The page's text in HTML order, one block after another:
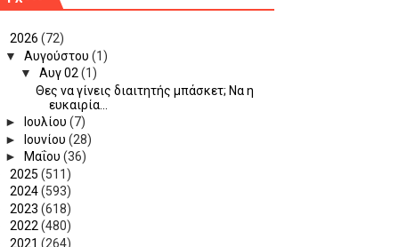
2026 (72)
▼Αυγούστου(1)
▼Αυγ 02(1)
Θες να γίνεις διαιτητής μπάσκετ; Να η
ευκαιρία...
►
Ιουλίου(7)
►
Ιουνίου(28)
► Μαΐου(36)
2025 (511)
2024(593)
2023 (618)
2022(480)
2021 (264)